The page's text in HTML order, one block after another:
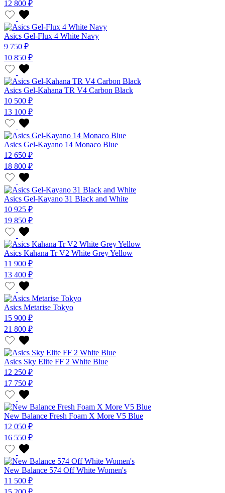
12 800 ₽
Asics Gel-Flux 4 White Navy
9 750 ₽
10 850 ₽
Asics Gel-Kahana TR V4 Carbon Black
10 500 ₽
13 100 ₽
Asics Gel-Kayano 14 Monaco Blue
12 650 ₽
18 800 ₽
Asics Gel-Kayano 31 Black and White
10 925 ₽
19 850 ₽
Asics Kahana Tr V2 White Grey Yellow
11 900 ₽
13 400 ₽
Asics Metarise Tokyo
15 900 ₽
21 800 ₽
Asics Sky Elite FF 2 White Blue
12 250 ₽
17 750 ₽
New Balance Fresh Foam X More V5 Blue
12 050 ₽
16 550 ₽
New Balance 574 Off White Women's
11 500 ₽